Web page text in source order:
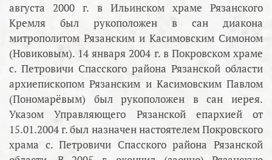
августа 2000 г. в Ильинском храме Рязанского
Кремля был рукоположен в сан диакона
митрополитом Рязанским и Касимовским Симоном
(Новиковым). 14 января 2004 г. в Покровском храме
с. Петровичи Спасского района Рязанской области
архиепископом Рязанским и Касимовским Павлом
(Пономарёвым) был рукоположен в сан иерея.
Указом Управляющего Рязанской епархией от
15.01.2004 г. был назначен настоятелем Покровского
храма с. Петровичи Спасского района Рязанской